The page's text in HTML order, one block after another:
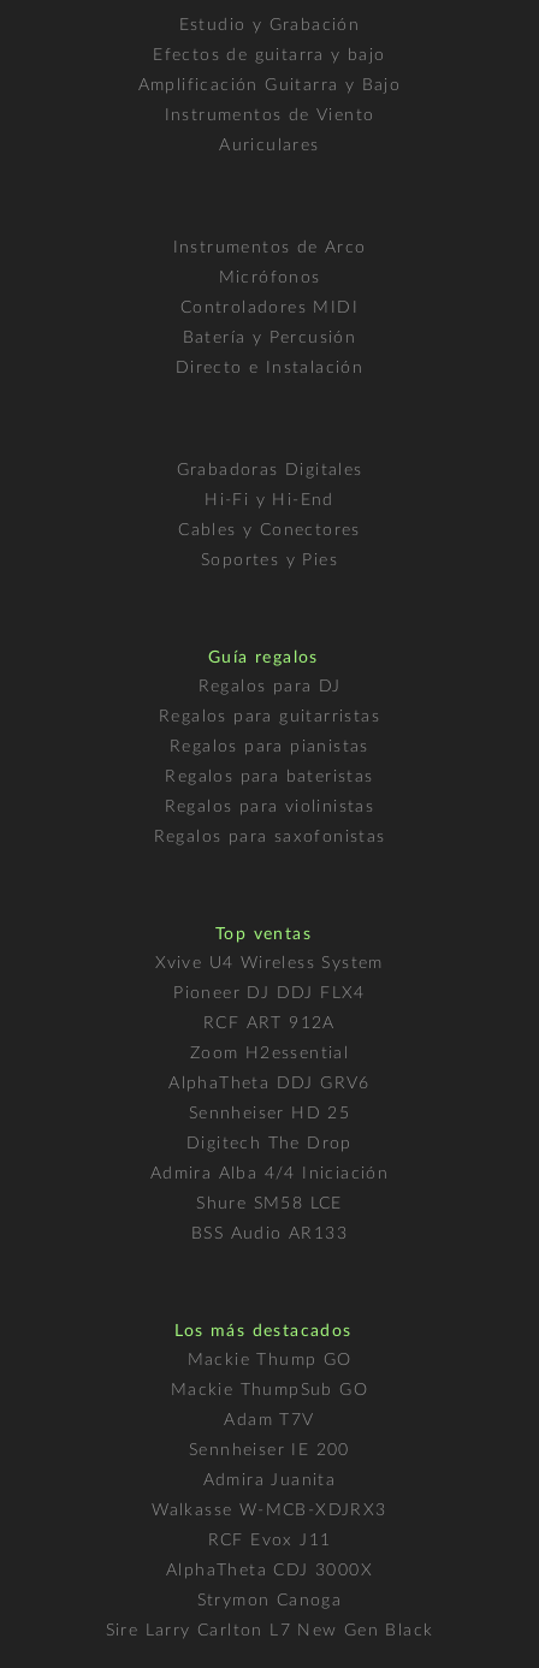
Estudio y Grabación
Efectos de guitarra y bajo
Amplificación Guitarra y Bajo
Instrumentos de Viento
Auriculares
Instrumentos de Arco
Micrófonos
Controladores MIDI
Batería y Percusión
Directo e Instalación
Grabadoras Digitales
Hi-Fi y Hi-End
Cables y Conectores
Soportes y Pies
Guía regalos
Regalos para DJ
Regalos para guitarristas
Regalos para pianistas
Regalos para bateristas
Regalos para violinistas
Regalos para saxofonistas
Top ventas
Xvive U4 Wireless System
Pioneer DJ DDJ FLX4
RCF ART 912A
Zoom H2essential
AlphaTheta DDJ GRV6
Sennheiser HD 25
Digitech The Drop
Admira Alba 4/4 Iniciación
Shure SM58 LCE
BSS Audio AR133
Los más destacados
Mackie Thump GO
Mackie ThumpSub GO
Adam T7V
Sennheiser IE 200
Admira Juanita
Walkasse W-MCB-XDJRX3
RCF Evox J11
AlphaTheta CDJ 3000X
Strymon Canoga
Sire Larry Carlton L7 New Gen Black